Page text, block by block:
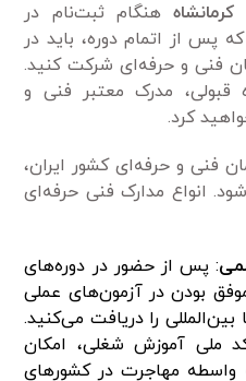
هنگام ثبت‌نام در
پس از اتمام دوره، باید در
فنی و حرفه‌ای شرکت کنید.
مدرک معتبر فنی و
کرد.
فنی و حرفه‌ای کشور ایران،
انواع مدارک فنی حرفه‌ای
: پس از حضور در دوره‌های
بودن در آزمون‌های عملی
را دریافت می‌کنید.
ملی آموزش شغلی، امکان
مهاجرت در کشور‌های